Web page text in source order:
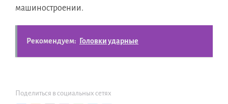
машиностроении.
Рекомендуем: Головки ударные
Поделиться в социальных сетях